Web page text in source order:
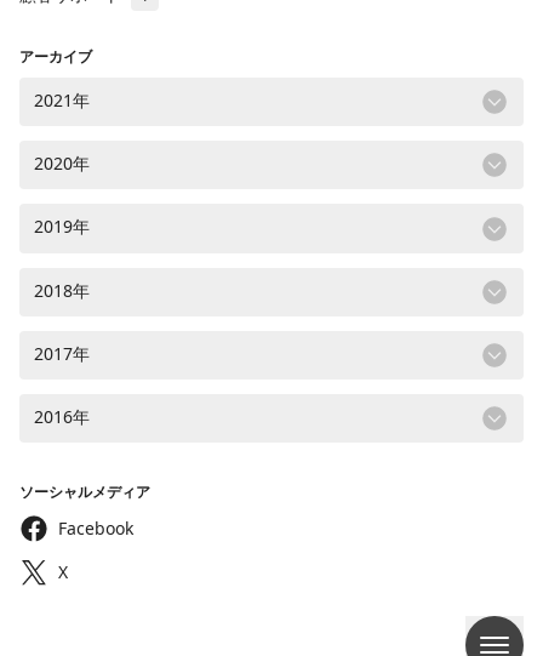
アーカイブ
2021年
2020年
2019年
2018年
2017年
2016年
ソーシャルメディア
Facebook
X